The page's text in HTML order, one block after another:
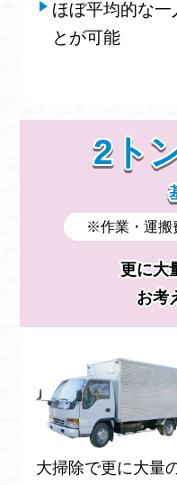
ほぼ平均的な一
とが可能
2ト
※作業・運搬
更に大
お考
大掃除で更に大量